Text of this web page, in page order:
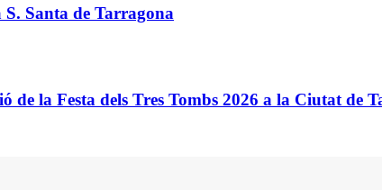
Santa de Tarragona
la Festa dels Tres Tombs 2026 a la Ciutat de